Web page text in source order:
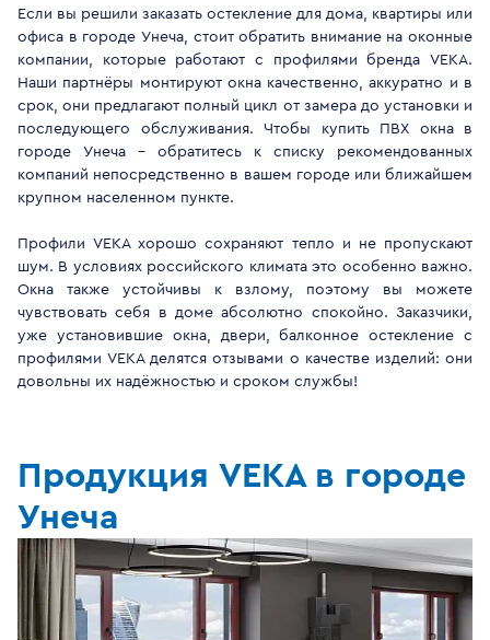
Если вы решили заказать остекление для дома, квартиры или
офиса в городе Унеча, стоит обратить внимание на оконные
компании, которые работают с профилями бренда VEKA.
Наши партнёры монтируют окна качественно, аккуратно и в
срок, они предлагают полный цикл от замера до установки и
последующего обслуживания. Чтобы купить ПВХ окна в
городе Унеча - обратитесь к списку рекомендованных
компаний непосредственно в вашем городе или ближайшем
крупном населенном пункте.
Профили VEKA хорошо сохраняют тепло и не пропускают
шум. В условиях российского климата это особенно важно.
Окна также устойчивы к взлому, поэтому вы можете
чувствовать себя в доме абсолютно спокойно. Заказчики,
уже установившие окна, двери, балконное остекление с
профилями VEKA делятся отзывами о качестве изделий: они
довольны их надёжностью и сроком службы!
Продукция VEKA в городе
Унеча